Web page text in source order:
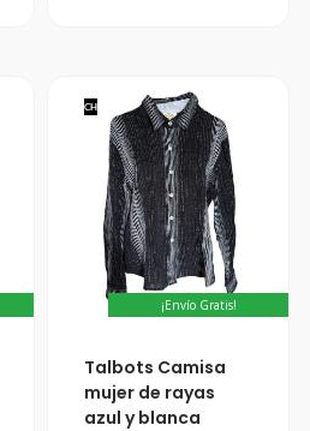
CH
¡Envío Gratis!
Talbots Camisa
mujer de rayas
azul y blanca